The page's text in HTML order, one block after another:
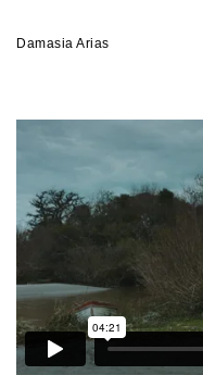
Damasia Arias